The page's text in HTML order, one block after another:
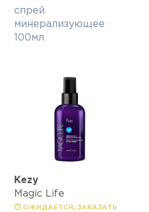
спрей
минерализующее
100мл
Kezy
Magic Life
⏱ ОЖИДАЕТСЯ, ЗАКАЗАТЬ